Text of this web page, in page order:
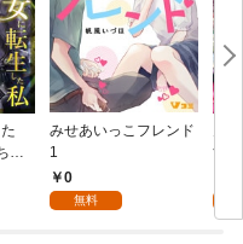
に
第
みせあいっこフレンド
1
0
無料
す
ま